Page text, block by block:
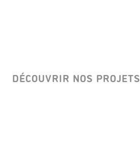
DÉCOUVRIR NOS PROJETS